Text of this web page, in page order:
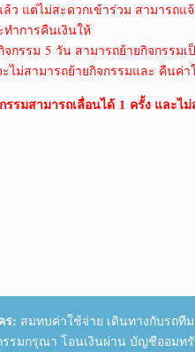
ล้ว แต่ไม่สะดวกเข้าร่วม สามารถ
ำการคืนเงินให้
กรรม 5 วัน สามารถย้ายกิจกรรมเ
ไม่สามารถย้ายกิจกรรมและ คืนค่า
รรมสามารถเลื่อนได้ 1 ครั้ง และไ
ร: สมทบค่าใช้จ่าย เดินทางกับรถที
รรมกรุณา โอนเงินผ่าน บัญชีออม